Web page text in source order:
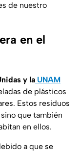
de nuestro
en el
y la UNAM
de plásticos
Estos residuos
que también
en ellos.
a que se